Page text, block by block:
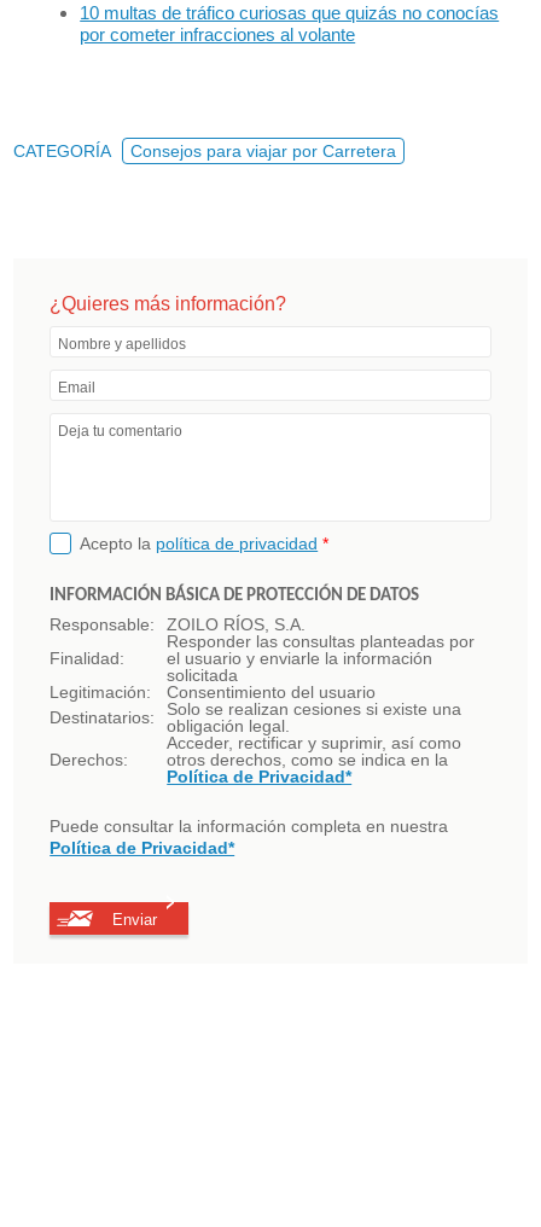
10 multas de tráfico curiosas que quizás no conocías
por cometer infracciones al volante
CATEGORÍA Consejos para viajar por Carretera
¿Quieres más información?
Nombre y apellidos
Email
Deja tu comentario
Acepto la política de privacidad *
INFORMACIÓN BÁSICA DE PROTECCIÓN DE DATOS
Responsable:
ZOILO RÍOS, S.A.
Finalidad:
Responder las consultas planteadas por
el usuario y enviarle la información
solicitada
Legitimación:
Consentimiento del usuario
Destinatarios:
Solo se realizan cesiones si existe una
obligación legal.
Derechos:
Acceder, rectificar y suprimir, así como
otros derechos, como se indica en la
Política de Privacidad*
Puede consultar la información completa en nuestra
Política de Privacidad*